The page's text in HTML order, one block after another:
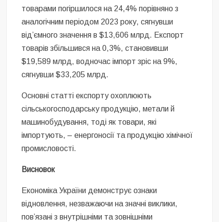
товарами погіршилося на 24,4% порівняно з
аналогічним періодом 2023 року, сягнувши
від’ємного значення в $13,606 млрд. Експорт
товарів збільшився на 0,3%, становивши
$19,589 млрд, водночас імпорт зріс на 9%,
сягнувши $33,205 млрд.
Основні статті експорту охоплюють
сільськогосподарську продукцію, метали й
машинобудування, тоді як товари, які
імпортують, – енергоносії та продукцію хімічної
промисловості.
Висновок
Економіка України демонструє ознаки
відновлення, незважаючи на значні виклики,
пов’язані з внутрішніми та зовнішніми